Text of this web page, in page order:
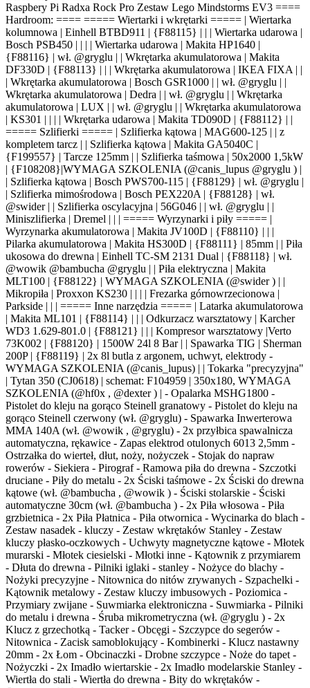
Raspbery Pi Radxa Rock Pro Zestaw Lego Mindstorms EV3 ====
Hardroom: ==== ===== Wiertarki i wkrętarki ===== | Wiertarka
kolumnowa | Einhell BTBD911 | {F88115} | | | Wiertarka udarowa |
Bosch PSB450 | | | | Wiertarka udarowa | Makita HP1640 |
{F88116} | wł. @gryglu | | Wkrętarka akumulatorowa | Makita
DF330D | {F88113} | | | Wkrętarka akumulatorowa | IKEA FIXA | |
| Wkrętarka akumulatorowa | Bosch GSR1000 | | wł. @gryglu | |
Wkrętarka akumulatorowa | Dedra | | wł. @gryglu | | Wkrętarka
akumulatorowa | LUX | | wł. @gryglu | | Wkrętarka akumulatorowa
| KS301 | | | | Wkrętarka udarowa | Makita TD090D | {F88112} | |
===== Szlifierki ===== | Szlifierka kątowa | MAG600-125 | | z
kompletem tarcz | | Szlifierka kątowa | Makita GA5040C |
{F199557} | Tarcze 125mm | | Szlifierka taśmowa | 50x2000 1,5kW
| {F108208}|WYMAGA SZKOLENIA (@canis_lupus @gryglu ) |
| Szlifierka kątowa | Bosch PWS700-115 | {F88129} | wł. @gryglu |
| Szlifierka mimośrodowa | Bosch PEX220A | {F88128} | wł.
@swider | | Szlifierka oscylacyjna | 56G046 | | wł. @gryglu | |
Miniszlifierka | Dremel | | | ===== Wyrzynarki i piły ===== |
Wyrzynarka akumulatorowa | Makita JV100D | {F88110} | | |
Pilarka akumulatorowa | Makita HS300D | {F88111} | 85mm | | Piła
ukosowa do drewna | Einhell TC-SM 2131 Dual | {F88118} | wł.
@wowik @bambucha @gryglu | | Piła elektryczna | Makita
MLT100 | {F88122} | WYMAGA SZKOLENIA (@swider ) | |
Mikropiła | Proxxon KS230 | | | | Frezarka górnowrzecionowa |
Parkside | | | ===== Inne narzędzia ===== | Latarka akumulatorowa
| Makita ML101 | {F88114} | | | Odkurzacz warsztatowy | Karcher
WD3 1.629-801.0 | {F88121} | | | Kompresor warsztatowy |Verto
73K002 | {F88120} | 1500W 24l 8 Bar | | Spawarka TIG | Sherman
200P | {F88119} | 2x 8l butla z argonem, uchwyt, elektrody -
WYMAGA SZKOLENIA (@canis_lupus) | | Tokarka "precyzyjna"
| Tytan 350 (CJ0618) | schemat: F104959 | 350x180, WYMAGA
SZKOLENIA (@hf0x , @dexter ) | - Opalarka MSHG1800 -
Pistolet do kleju na gorąco Steinell granatowy - Pistolet do kleju na
gorąco Steinell czerwony (wł. @gryglu) - Spawarka Inwerterowa
MMA 140A (wł. @wowik , @gryglu) - 2x przyłbica spawalnicza
automatyczna, rękawice - Zapas elektrod otulonych 6013 2,5mm -
Ostrzałka do wierteł, dłut, noży, nożyczek - Stojak do napraw
rowerów - Siekiera - Pirograf - Ramowa piła do drewna - Szczotki
druciane - Piły do metalu - 2x Ściski taśmowe - 2x Ściski do drewna
kątowe (wł. @bambucha , @wowik ) - Ściski stolarskie - Ściski
automatyczne 30cm (wł. @bambucha ) - 2x Piła włosowa - Piła
grzbietnica - 2x Piła Płatnica - Piła otwornica - Wycinarka do blach -
Zestaw nasadek - kluczy - Zestaw wkrętaków Stanley - Zestaw
kluczy płasko-oczkowych - Uchwyty magnetyczne kątowe - Młotek
murarski - Młotek ciesielski - Młotki inne - Kątownik z przymiarem
- Dłuta do drewna - Pilniki iglaki - stanley - Nożyce do blachy -
Nożyki precyzyjne - Nitownica do nitów zrywanych - Szpachelki -
Kątownik metalowy - Zestaw kluczy imbusowych - Poziomica -
Przymiary zwijane - Suwmiarka elektroniczna - Suwmiarka - Pilniki
do metalu i drewna - Śruba mikrometryczna (wł. @gryglu ) - 2x
Klucz z grzechotką - Tacker - Obcęgi - Szczypce do segerów -
Nitownica - Zacisk samoblokujący - Kombinerki - Klucz nastawny
20mm - 2x Łom - Obcinaczki - Drobne szczypce - Noże do tapet -
Nożyczki - 2x Imadło wiertarskie - 2x Imadło modelarskie Stanley -
Wiertła do stali - Wiertła do drewna - Bity do wkrętaków -